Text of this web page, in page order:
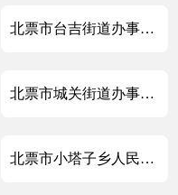
北票市台吉街道办事处2025年政府信息公开工作年度报告
北票市城关街道办事处2025年政府信息公开工作年度报告
北票市小塔子乡人民政府2025年政府信息公开工作年度报告